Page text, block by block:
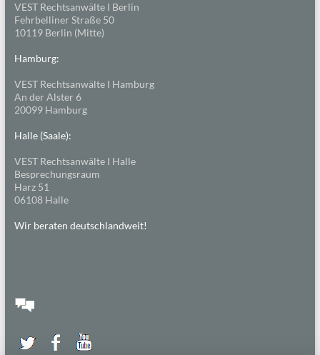
VEST Rechtsanwälte I Berlin
Fehrbelliner Straße 50
10119 Berlin (Mitte)
Hamburg:
VEST Rechtsanwälte I Hamburg
An der Alster 6
20099 Hamburg
Halle (Saale):
VEST Rechtsanwälte I Halle
Besprechungsraum
Harz 51
06108 Halle
Wir beraten deutschlandweit!